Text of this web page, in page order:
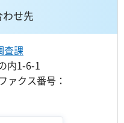
わせ先
査課
内1-6-1
クス番号：